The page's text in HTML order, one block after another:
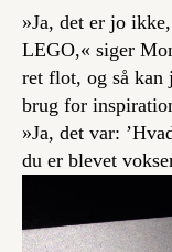
»Ja, det er jo
LEGO,« siger
ret flot, og så kan
brug for
»Ja, det var:
du er blevet